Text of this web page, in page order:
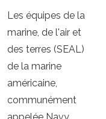
Les équipes de la
marine, de l'air et
des terres (SEAL)
de la marine
américaine,
communément
appelée Navy